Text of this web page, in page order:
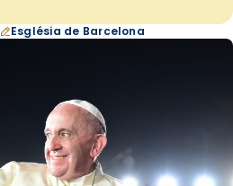
Església de Barcelona